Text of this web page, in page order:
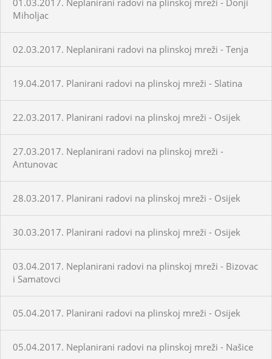
Miholjac
02.03.2017. Neplanirani radovi na plinskoj mreži - Tenja
19.04.2017. Planirani radovi na plinskoj mreži - Slatina
22.03.2017. Planirani radovi na plinskoj mreži - Osijek
27.03.2017. Neplanirani radovi na plinskoj mreži -
Antunovac
28.03.2017. Planirani radovi na plinskoj mreži - Osijek
30.03.2017. Planirani radovi na plinskoj mreži - Osijek
03.04.2017. Neplanirani radovi na plinskoj mreži - Bizovac
i Samatovci
05.04.2017. Planirani radovi na plinskoj mreži - Osijek
05.04.2017. Neplanirani radovi na plinskoj mreži - Našice